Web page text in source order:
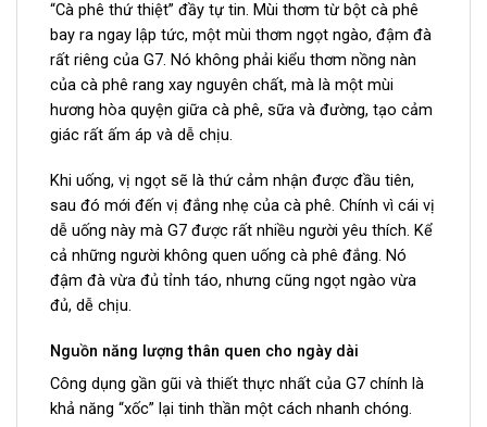
“Cà phê thứ thiệt” đầy tự tin. Mùi thơm từ bột cà phê
bay ra ngay lập tức, một mùi thơm ngọt ngào, đậm đà
rất riêng của G7. Nó không phải kiểu thơm nồng nàn
của cà phê rang xay nguyên chất, mà là một mùi
hương hòa quyện giữa cà phê, sữa và đường, tạo cảm
giác rất ấm áp và dễ chịu.
Khi uống, vị ngọt sẽ là thứ cảm nhận được đầu tiên,
sau đó mới đến vị đắng nhẹ của cà phê. Chính vì cái vị
dễ uống này mà G7 được rất nhiều người yêu thích. Kể
cả những người không quen uống cà phê đắng. Nó
đậm đà vừa đủ tỉnh táo, nhưng cũng ngọt ngào vừa
đủ, dễ chịu.
Nguồn năng lượng thân quen cho ngày dài
Công dụng gần gũi và thiết thực nhất của G7 chính là
khả năng “xốc” lại tinh thần một cách nhanh chóng.